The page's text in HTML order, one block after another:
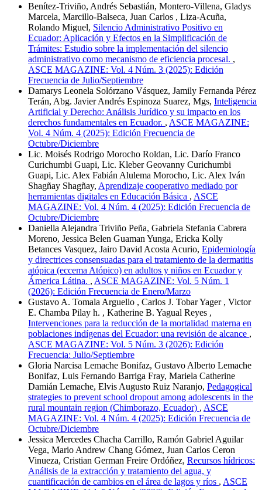
Benítez-Triviño, Andrés Sebastián, Montero-Villena, Gladys
Marcela, Marcillo-Balseca, Juan Carlos , Liza-Acuña,
Rolando Miguel, Silencio Administrativo Positivo en
Ecuador: Aplicación y Efectos en la Simplificación de
Trámites: Estudio sobre la implementación del silencio
administrativo como mecanismo de eficiencia procesal. ,
ASCE MAGAZINE: Vol. 4 Núm. 3 (2025): Edición
Frecuencia de Julio/Septiembre
Damarys Leonela Solórzano Vásquez, Jamily Fernanda Pérez
Terán, Abg. Javier Andrés Espinoza Suarez, Mgs, Inteligencia
Artificial y Derecho: Análisis Jurídico y su impacto en los
derechos fundamentales en Ecuador. , ASCE MAGAZINE:
Vol. 4 Núm. 4 (2025): Edición Frecuencia de
Octubre/Diciembre
Lic. Moisés Rodrigo Morocho Roldan, Lic. Darío Franco
Curichumbi Guapi, Lic. Kleber Geovanny Curichumbi
Guapi, Lic. Alex Fabián Alulema Morocho, Lic. Alex Iván
Shagñay Shagñay, Aprendizaje cooperativo mediado por
herramientas digitales en Educación Básica , ASCE
MAGAZINE: Vol. 4 Núm. 4 (2025): Edición Frecuencia de
Octubre/Diciembre
Daniella Alejandra Triviño Peña, Gabriela Stefania Cabrera
Moreno, Jessica Belen Guaman Yunga, Ericka Kolly
Betances Vasquez, Jairo David Acosta Acurio, Epidemiología
y directrices consensuadas para el tratamiento de la dermatitis
atópica (eccema Atópico) en adultos y niños en Ecuador y
Ámerica Látina. , ASCE MAGAZINE: Vol. 5 Núm. 1
(2026): Edición Frecuencia de Enero/Marzo
Gustavo A. Tomala Arguello , Carlos J. Tobar Yager , Victor
E. Chamba Pilay h. , Katherine B. Yagual Reyes ,
Intervenciones para la reducción de la mortalidad materna en
poblaciones indígenas del Ecuador: una revisión de alcance ,
ASCE MAGAZINE: Vol. 5 Núm. 3 (2026): Edición
Frecuencia: Julio/Septiembre
Gloria Narcisa Lemache Bonifaz, Gustavo Alberto Lemache
Bonifaz, Luis Fernando Barriga Fray, Mariela Catherine
Damián Lemache, Elvis Augusto Ruiz Naranjo, Pedagogical
strategies to prevent school dropout among adolescents in the
rural mountain region (Chimborazo, Ecuador) , ASCE
MAGAZINE: Vol. 4 Núm. 4 (2025): Edición Frecuencia de
Octubre/Diciembre
Jessica Mercedes Chacha Carrillo, Ramón Gabriel Aguilar
Vega, Mario Andrew Chang Gómez, Juan Carlos Ceron
Vinueza, Cristian German Freire Ordóñez, Recursos hídricos:
Análisis de la extracción y tratamiento del agua, y
cuantificación de cambios en el área de lagos y ríos , ASCE